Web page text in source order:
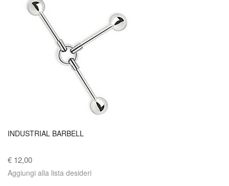
INDUSTRIAL BARBELL
€ 12,00
Aggiungi alla lista desideri